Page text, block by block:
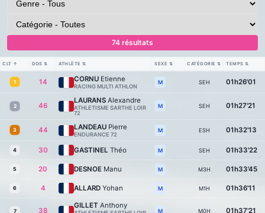
74 résultats
CLT ↑ DOS ⇅ ATHLÈTE ⇅ SEXE ⇅ CATÉGORIE ⇅ TEMPS ⇅
1 14 CORNU Etienne
RACING MULTI ATHLON
M SEH 01h26'01
2 46
LAURANS Alexandre
ATHLETISME SARTHE LOIR
72
M SEH 01h27'21
3 44 LANDEAU Pierre
ENDURANCE 72
M ESH 01h32'13
4 30 GASTINEL Théo M SEH 01h33'22
5 20 DESNOE Manu M M3H 01h33'45
6 4 ALLARD Yohan M M1H 01h36'11
7 38
GILLET Anthony
M M0H 01h37'21